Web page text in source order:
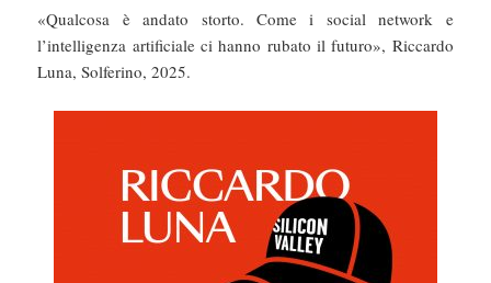
«Qualcosa è andato storto. Come i social network e
l’intelligenza artificiale ci hanno rubato il futuro», Riccardo
Luna, Solferino, 2025.